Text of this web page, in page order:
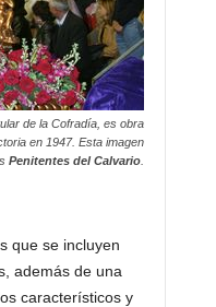
de la Cofradía, es obra
en 1947. Esta imagen
Penitentes del Calvario.
que se incluyen
además de una
característicos y